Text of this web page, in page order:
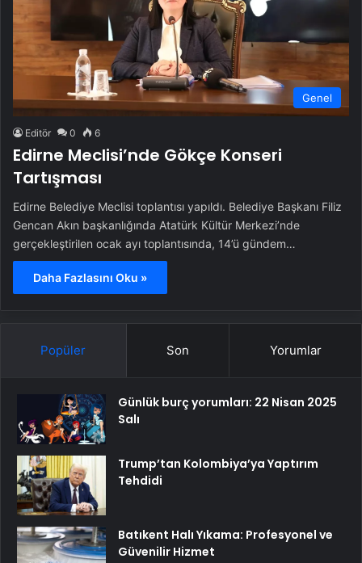
Genel
Editör 0 6
Edirne Meclisi’nde Gökçe Konseri
Tartışması
Edirne Belediye Meclisi toplantısı yapıldı. Belediye Başkanı Filiz
Gencan Akın başkanlığında Atatürk Kültür Merkezi’nde
gerçekleştirilen ocak ayı toplantısında, 14’ü gündem…
Daha Fazlasını Oku »
Popüler Son Yorumlar
Günlük burç yorumları: 22 Nisan 2025
Salı
Trump’tan Kolombiya’ya Yaptırım
Tehdidi
Batıkent Halı Yıkama: Profesyonel ve
Güvenilir Hizmet